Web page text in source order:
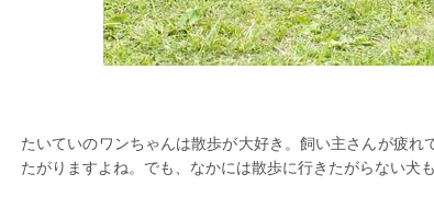
たいていのワンちゃんは散歩が大好き。飼い主さんが疲
たがりますよね。でも、なかには散歩に行きたがらない犬